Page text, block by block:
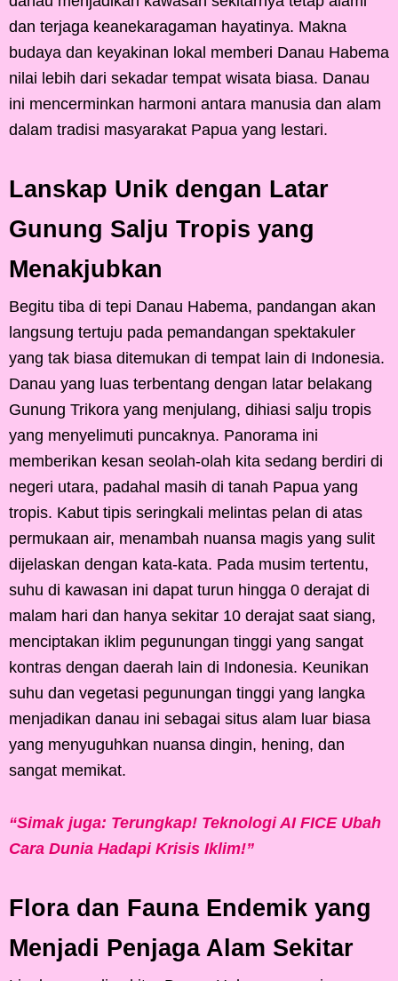
dan terjaga keanekaragaman hayatinya. Makna
budaya dan keyakinan lokal memberi Danau Habema
nilai lebih dari sekadar tempat wisata biasa. Danau
ini mencerminkan harmoni antara manusia dan alam
dalam tradisi masyarakat Papua yang lestari.
Lanskap Unik dengan Latar
Gunung Salju Tropis yang
Menakjubkan
Begitu tiba di tepi Danau Habema, pandangan akan
langsung tertuju pada pemandangan spektakuler
yang tak biasa ditemukan di tempat lain di Indonesia.
Danau yang luas terbentang dengan latar belakang
Gunung Trikora yang menjulang, dihiasi salju tropis
yang menyelimuti puncaknya. Panorama ini
memberikan kesan seolah-olah kita sedang berdiri di
negeri utara, padahal masih di tanah Papua yang
tropis. Kabut tipis seringkali melintas pelan di atas
permukaan air, menambah nuansa magis yang sulit
dijelaskan dengan kata-kata. Pada musim tertentu,
suhu di kawasan ini dapat turun hingga 0 derajat di
malam hari dan hanya sekitar 10 derajat saat siang,
menciptakan iklim pegunungan tinggi yang sangat
kontras dengan daerah lain di Indonesia. Keunikan
suhu dan vegetasi pegunungan tinggi yang langka
menjadikan danau ini sebagai situs alam luar biasa
yang menyuguhkan nuansa dingin, hening, dan
sangat memikat.
“Simak juga: Terungkap! Teknologi AI FICE Ubah
Cara Dunia Hadapi Krisis Iklim!”
Flora dan Fauna Endemik yang
Menjadi Penjaga Alam Sekitar